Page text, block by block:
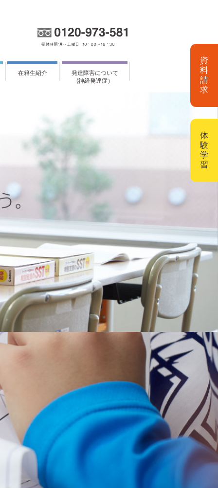
在籍生紹介
発達障害について
(神経発達症）
資
料
請
求
体
験
学
習